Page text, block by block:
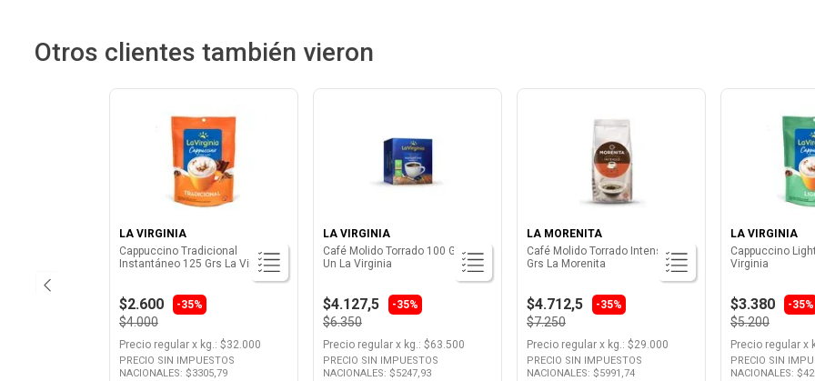
Otros clientes también vieron
LA VIRGINIA
Cappuccino Tradicional
Instantáneo 125 Grs La Virginia
$2.600 -35%
$4.000
Precio regular x kg.: $32.000
PRECIO SIN IMPUESTOS
NACIONALES: $3305,79
LA VIRGINIA
Café Molido Torrado 100 Grs x 20
Un La Virginia
$4.127,5 -35%
$6.350
Precio regular x kg.: $63.500
PRECIO SIN IMPUESTOS
NACIONALES: $5247,93
LA MORENITA
Café Molido Torrado Intenso 250
Grs La Morenita
$4.712,5 -35%
$7.250
Precio regular x kg.: $29.000
PRECIO SIN IMPUESTOS
NACIONALES: $5991,74
LA VIRGINIA
Cappuccino
Virginia
$3.380 -35%
$5.200
Precio regular x
PRECIO SIN
NACIONALES: $